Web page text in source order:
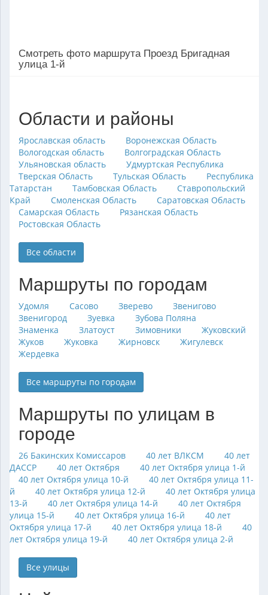
Смотреть фото маршрута Проезд Бригадная
улица 1-й
Области и районы
Ярославская область
Воронежская Область
Вологодская область
Волгоградская Область
Ульяновская область
Удмуртская Республика
Тверская Область
Тульская Область
Республика
Татарстан
Тамбовская Область
Ставропольский
Край
Смоленская Область
Саратовская Область
Самарская Область
Рязанская Область
Ростовская Область
Все области
Маршруты по городам
Удомля Сасово Зверево
Звенигово
Звенигород
Зуевка
Зубова Поляна
Знаменка
Златоуст Зимовники
Жуковский
Жуков
Жуковка Жирновск
Жигулевск
Жердевка
Все маршруты по городам
Маршруты по улицам в
городе
26 Бакинских Комиссаров 40 лет ВЛКСМ
40 лет
ДАССР
40 лет Октября
40 лет Октября улица 1-й
40 лет Октября улица 10-й
40 лет Октября улица 11-
й
40 лет Октября улица 12-й
40 лет Октября улица
13-й
40 лет Октября улица 14-й
40 лет Октября
улица 15-й
40 лет Октября улица 16-й
40 лет
Октября улица 17-й
40 лет Октября улица 18-й
40
лет Октября улица 19-й
40 лет Октября улица 2-й
Все улицы